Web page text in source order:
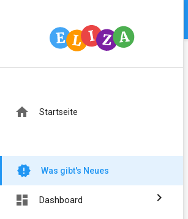
home Startseite
new_releases Was gibt's Neues
dashboard Dashboard chevron_right